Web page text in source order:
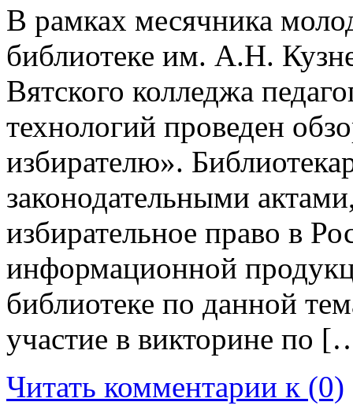
В рамках месячника
библиотеке им. А.Н.
Вятского колледжа
технологий проведен
избирателю».
законодательными
избирательное право в
информационной
библиотеке по данной
участие в викторине по
Читать комментарии к (0)